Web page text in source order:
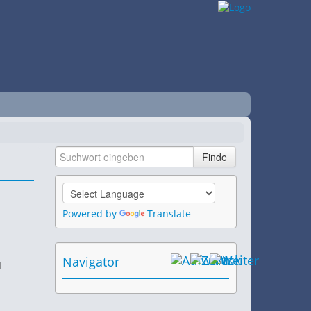
Powered by Translate
Navigator